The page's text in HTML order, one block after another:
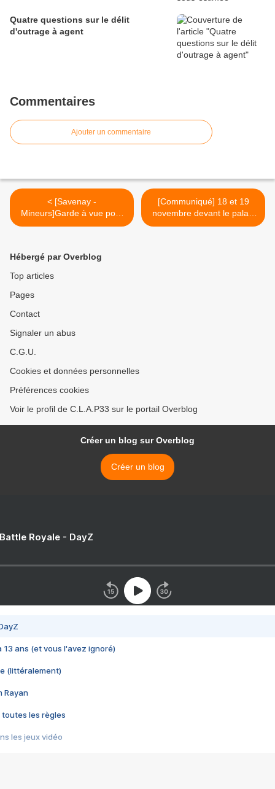
Quatre questions sur le délit
d'outrage à agent
Commentaires
Ajouter un commentaire
< [Savenay -
Mineurs]Garde à vue pour
un pétard bruyant...
[Communiqué] 18 et 19
novembre devant le palais
de justice de Poitiers, pour
Hébergé par Overblog
Top articles
Pages
Contact
Signaler un abus
C.G.U.
Cookies et données personnelles
Préférences cookies
Voir le profil de C.L.A.P33 sur le portail Overblog
Créer un blog sur Overblog
Créer un blog
Royale - DayZ
13 ans (et vous l'avez ignoré)
(littéralement)
Rayan
toutes les règles
les jeux vidéo